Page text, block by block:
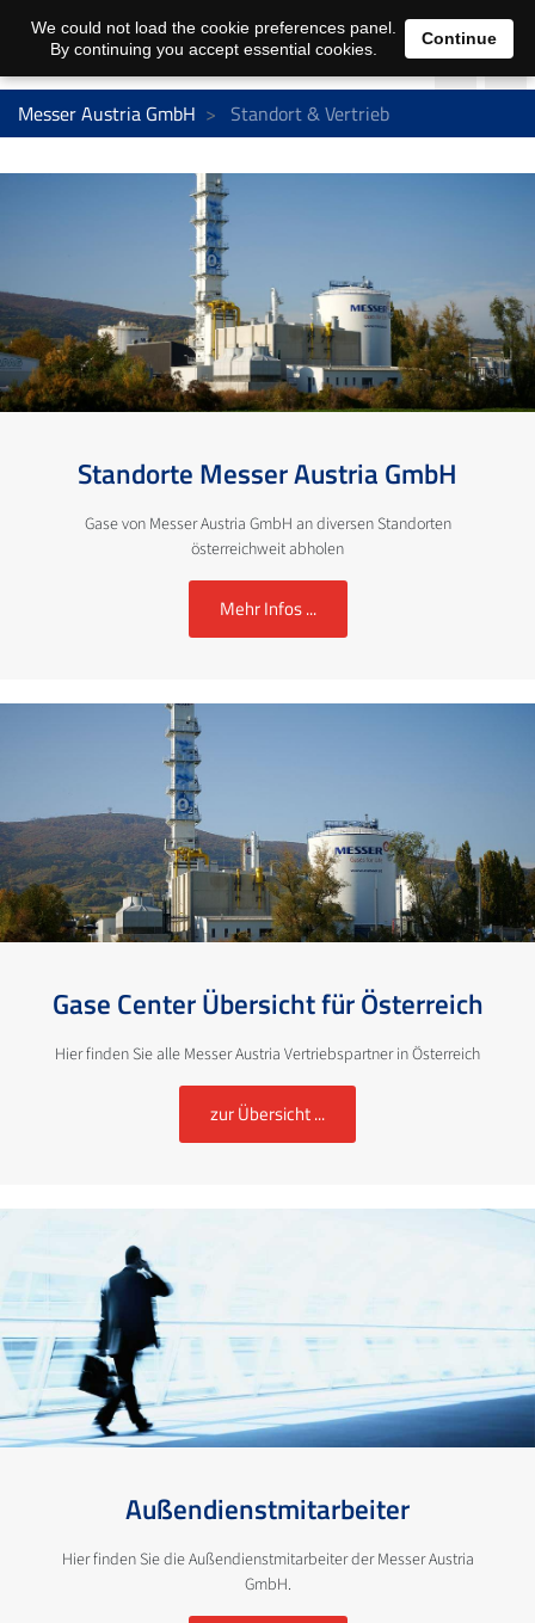
Messer Austria GmbH Standort & Vertrieb
Standorte Messer Austria GmbH
Gase von Messer Austria GmbH an diversen Standorten
österreichweit abholen
Mehr Infos ...
Gase Center Übersicht für Österreich
Hier finden Sie alle Messer Austria Vertriebspartner in Österreich
zur Übersicht ...
Außendienstmitarbeiter
Hier finden Sie die Außendienstmitarbeiter der Messer Austria
GmbH.
We could not load the cookie preferences panel.
By continuing you accept essential cookies.
Continue